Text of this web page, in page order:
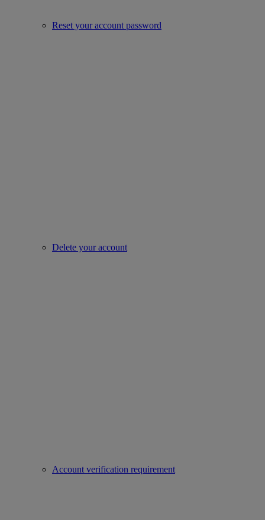
Reset your account password
Delete your account
Account verification requirement